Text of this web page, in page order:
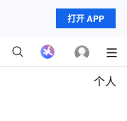
打开 APP
个人